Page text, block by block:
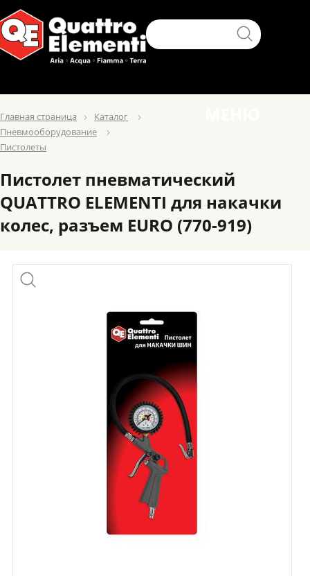
Главная страница
Каталог
Пневмооборудование
Пистолеты
Пистолет пневматический
QUATTRO ELEMENTI для накачки
колес, разъем EURO (770-919)